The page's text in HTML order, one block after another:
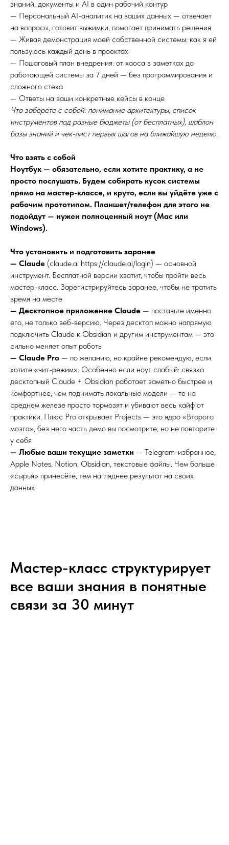
знаний, документы и AI в один рабочий контур
— Персональный AI-аналитик на ваших данных — отвечает
на вопросы, готовит выжимки, помогает принимать решения
— Живая демонстрация моей собственной системы: как я ей
пользуюсь каждый день в проектах
— Пошаговый план внедрения: от хаоса в заметках до
работающей системы за 7 дней — без программирования и
сложного стека
— Ответы на ваши конкретные кейсы в конце
Что заберёте с собой: понимание архитектуры, список
инструментов под разные бюджеты (от бесплатных), шаблон
базы знаний и чек-лист первых шагов на ближайшую неделю.
Что взять с собой
Ноутбук — обязательно, если хотите практику, а не
просто послушать. Будем собирать кусок системы
прямо на мастер-классе, и круто, если вы уйдёте уже с
рабочим прототипом. Планшет/телефон для этого не
подойдут — нужен полноценный ноут (Mac или
Windows).
Что установить и подготовить заранее
— Claude (claude.ai https://claude.ai/login) — основной
инструмент. Бесплатной версии хватит, чтобы пройти весь
мастер-класс. Зарегистрируйтесь заранее, чтобы не тратить
время на месте
— Десктопное приложение Claude — поставьте именно
его, не только веб-версию. Через десктоп можно напрямую
подключить Claude к Obsidian и другим инструментам — это
сильно меняет опыт работы
— Claude Pro — по желанию, но крайне рекомендую, если
хотите «чит-режим». Особенно если ноут слабый: связка
десктопный Claude + Obsidian работает заметно быстрее и
комфортнее, чем поднимать локальные модели — те на
среднем железе просто тормозят и убивают весь кайф от
практики. Плюс Pro открывает Projects — это ядро «Второго
мозга», без него часть демо вы посмотрите, но не повторите
у себя
— Любые ваши текущие заметки — Telegram-избранное,
Apple Notes, Notion, Obsidian, текстовые файлы. Чем больше
«сырья» принесёте, тем нагляднее результат на своих
данных
Мастер-класс структурирует
все ваши знания в понятные
связи за 30 минут